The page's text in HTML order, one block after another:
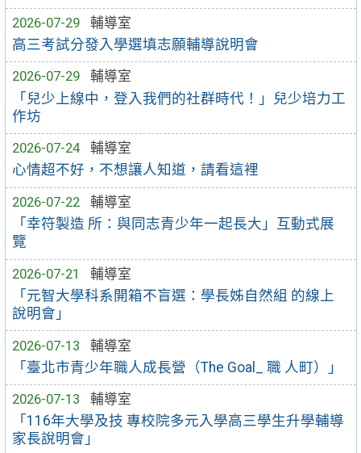
2026-07-29
輔導室
高三考試分發入學選填志願輔導說明會
2026-07-29
輔導室
「兒少上線中，登入我們的社群時代！」兒少培力工
作坊
2026-07-24
輔導室
心情超不好，不想讓人知道，請看這裡
2026-07-22
輔導室
「幸符製造 所：與同志青少年一起長大」互動式展
覽
2026-07-21
輔導室
「元智大學科系開箱不盲選：學長姊自然組 的線上
說明會」
2026-07-13
輔導室
「臺北市青少年職人成長營（The Goal_ 職 人町）」
2026-07-13
輔導室
「116年大學及技 專校院多元入學高三學生升學輔導
家長說明會」